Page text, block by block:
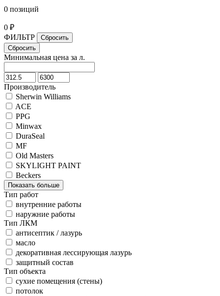
0 позиций
0 ₽
ФИЛЬТР
Минимальная цена за л.
Производитель
Sherwin Williams
ACE
PPG
Minwax
DuraSeal
MF
Old Masters
SKYLIGHT PAINT
Beckers
Показать больше
Тип работ
внутренние работы
наружние работы
Тип ЛКМ
антисептик / лазурь
масло
декоративная лессирующая лазурь
защитный состав
Тип объекта
сухие помещения (стены)
потолок